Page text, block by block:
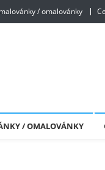
/ omalovánky
/ OMALOVÁNKY